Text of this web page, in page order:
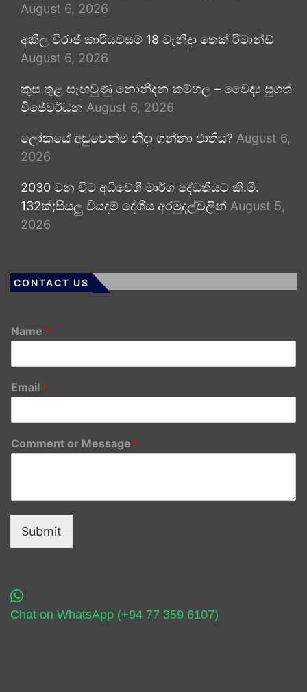
August 6, 2026
අකිල විරාජ් කාරියවසම් 18 වැනිදා තෙක් රිමාන්ඩ්
August 6, 2026
කුස තුළ සැඟවුණු නොනිදන කම්හල – වෛද්‍ය සුගත්
විජේවර්ධන August 6, 2026
ලෝකයේ අඩුවෙන්ම නිදා ගන්නා ජාතිය? August 6,
2026
2030 වන විට අධිවේගී මාර්ග පද්ධතියට කි.මී.
132ක්;සියලු වියදම් දේශීය අරමුදල්වලින් August 5,
2026
CONTACT US
Name *
Email *
Comment or Message *
Submit
Chat on WhatsApp (+94 77 359 6107)